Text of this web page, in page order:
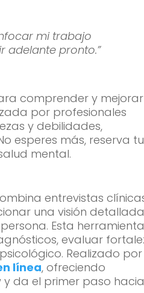
mi trabajo
adelante pronto.”
comprender y
por profesionales
y debilidades,
esperes más, reserva tu
mental.
entrevistas
una visión
Esta
evaluar
Realizado por
línea, ofreciendo
y da el primer paso